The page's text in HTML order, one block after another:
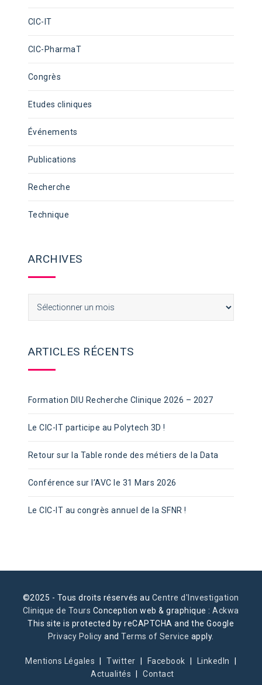
CIC-IT
CIC-PharmaT
Congrès
Etudes cliniques
Événements
Publications
Recherche
Technique
ARCHIVES
ARTICLES RÉCENTS
Formation DIU Recherche Clinique 2026 – 2027
Le CIC-IT participe au Polytech 3D !
Retour sur la Table ronde des métiers de la Data
Conférence sur l’AVC le 31 Mars 2026
Le CIC-IT au congrès annuel de la SFNR !
©2025 - Tous droits réservés au Centre d'Investigation
Clinique de Tours Conception web & graphique :Ackwa
This site is protected by reCAPTCHA and the Google
Privacy Policy andTerms of Service apply.
Mentions Légales Twitter Facebook
LinkedIn
Actualités
Contact